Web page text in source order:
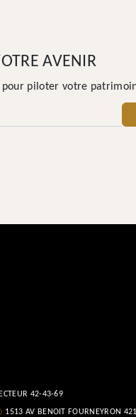
AVENIR
pour piloter votre
42-43-69
1513 AV BENOIT FOURNEYRON